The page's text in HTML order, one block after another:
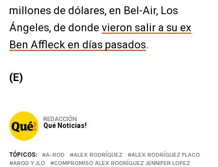
millones de dólares, en Bel-Air, Los
Ángeles, de donde vieron salir a su ex
Ben Affleck en días pasados.
(E)
REDACCIÓN
Qué Noticias!
TÓPICOS: A-ROD ALEX RODRÍGUEZ
ALEX RODRÍGUEZ FLACO
AROD Y JLO
COMPROMISO ALEX RODRÍGUEZ JENNIFER LOPEZ